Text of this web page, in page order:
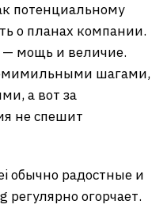
потенциальному
о планах компании.
— мощь и величие.
шагами,
а вот за
не спешит
обычно радостные и
регулярно огорчает.